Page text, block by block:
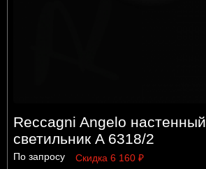
Reccagni Angelo настенный
светильник A 6318/2
По запросу Скидка 6 160 ₽